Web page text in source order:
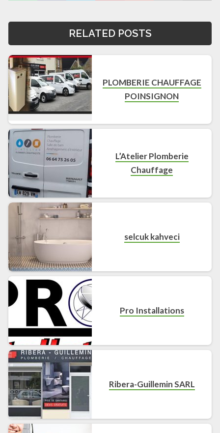
RELATED POSTS
PLOMBERIE CHAUFFAGE
POINSIGNON
L’Atelier Plomberie
Chauffage
selcuk kahveci
Pro Installations
Ribera-Guillemin SARL